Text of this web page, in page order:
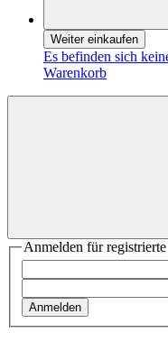
Weiter einkaufen
Es befinden sich
Warenkorb
Anmelden für
Anmelden